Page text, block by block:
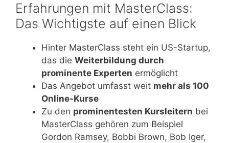
Erfahrungen mit MasterClass:
Das Wichtigste auf einen Blick
Hinter MasterClass steht ein US-Startup,
das die Weiterbildung durch
prominente Experten ermöglicht
Das Angebot umfasst weit mehr als 100
Online-Kurse
Zu den prominentesten Kursleitern bei
MasterClass gehören zum Beispiel
Gordon Ramsey, Bobbi Brown, Bob Iger,